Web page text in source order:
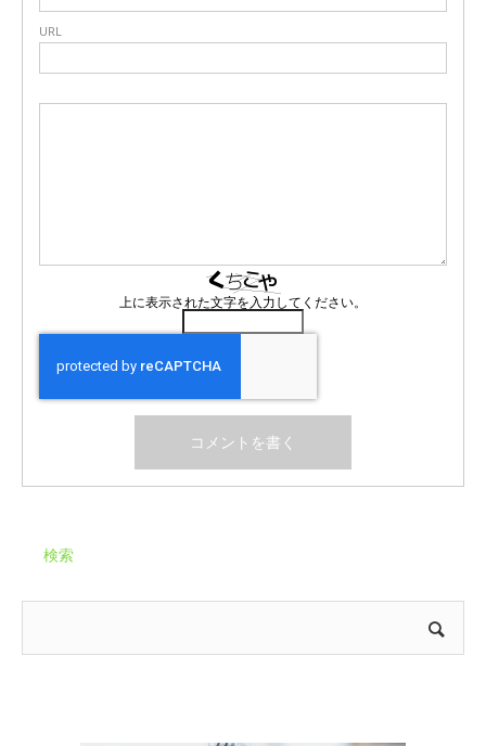
URL
上に表示された文字を入力してください。
検索